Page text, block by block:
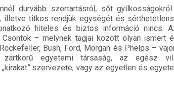
durvább szertartásról, sőt
titkos rendjük egységét és
hiteles és biztos információ nincs.
– melynek tagjai között olyan ismert
Bush, Ford, Morgan és Phelps –
zártkörű egyetemi társaság, az egész
szervezete, vagy az egyetlen és